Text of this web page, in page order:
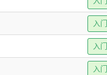
入门
入门
入门